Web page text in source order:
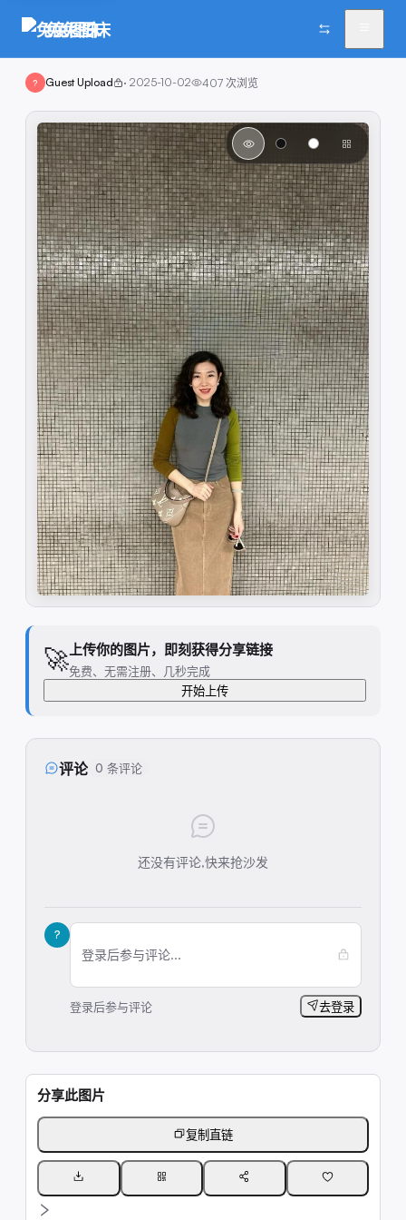
兔兔图床
? Guest Upload · 2025-10-02 407 次浏览
🚀 上传你的图片，即刻获得分享链接
免费、无需注册、几秒完成
开始上传
评论 0 条评论
还没有评论,快来抢沙发
?
登录后参与评论...
登录后参与评论 去登录
分享此图片
复制直链